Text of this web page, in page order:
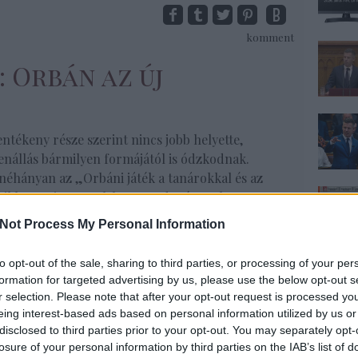
Process My Personal Information
opt-out of the sale, sharing to third parties, or processing of your
for targeted advertising by us, please use the below opt-out
selection. Please note that after your opt-out request is processed
interest-based ads based on personal information utilized by us
to third parties prior to your opt-out. You may separately
of your personal information by third parties on the IAB’s list of
komment
Orbán az új
része szerint nincs jobb helyette,
bármilyen formájától is ódzkodnak.
az „Orbáni játék a tanárokkal és az
miatt, amelyben a pedagógusok
kapcsolatos önkényes és átláthatatlan
Tovább
,szakszervezet,pedagógusok, kormányzás
, Orbán Viktor Horthy Miklós Mátyás király
,I. Sándor cár,Kádár-apánk,Kossuth-apánk